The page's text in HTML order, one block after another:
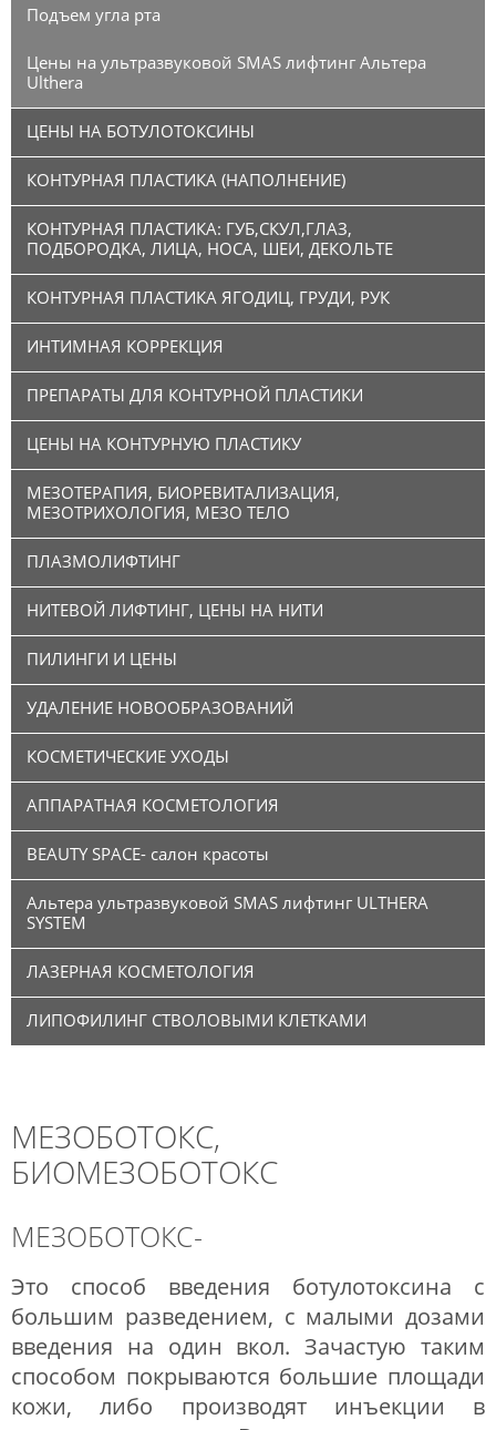
Подъем угла рта
Цены на ультразвуковой SMAS лифтинг Альтера
Ulthera
ЦЕНЫ НА БОТУЛОТОКСИНЫ
КОНТУРНАЯ ПЛАСТИКА (НАПОЛНЕНИЕ)
КОНТУРНАЯ ПЛАСТИКА: ГУБ,СКУЛ,ГЛАЗ,
ПОДБОРОДКА, ЛИЦА, НОСА, ШЕИ, ДЕКОЛЬТЕ
КОНТУРНАЯ ПЛАСТИКА ЯГОДИЦ, ГРУДИ, РУК
ИНТИМНАЯ КОРРЕКЦИЯ
ПРЕПАРАТЫ ДЛЯ КОНТУРНОЙ ПЛАСТИКИ
ЦЕНЫ НА КОНТУРНУЮ ПЛАСТИКУ
МЕЗОТЕРАПИЯ, БИОРЕВИТАЛИЗАЦИЯ,
МЕЗОТРИХОЛОГИЯ, МЕЗО ТЕЛО
ПЛАЗМОЛИФТИНГ
НИТЕВОЙ ЛИФТИНГ, ЦЕНЫ НА НИТИ
ПИЛИНГИ И ЦЕНЫ
УДАЛЕНИЕ НОВООБРАЗОВАНИЙ
КОСМЕТИЧЕСКИЕ УХОДЫ
АППАРАТНАЯ КОСМЕТОЛОГИЯ
BEAUTY SPACE- салон красоты
Альтера ультразвуковой SMAS лифтинг ULTHERA
SYSTEM
ЛАЗЕРНАЯ КОСМЕТОЛОГИЯ
ЛИПОФИЛИНГ СТВОЛОВЫМИ КЛЕТКАМИ
МЕЗОБОТОКС,
БИОМЕЗОБОТОКС
МЕЗОБОТОКС-
Это способ введения ботулотоксина с
большим разведением, с малыми дозами
введения на один вкол. Зачастую таким
способом покрываются большие площади
кожи, либо производят инъекции в